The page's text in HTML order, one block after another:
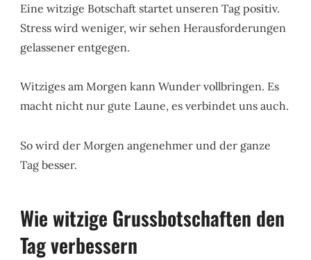
Eine witzige Botschaft startet unseren Tag positiv.
Stress wird weniger, wir sehen Herausforderungen
gelassener entgegen.
Witziges am Morgen kann Wunder vollbringen. Es
macht nicht nur gute Laune, es verbindet uns auch.
So wird der Morgen angenehmer und der ganze
Tag besser.
Wie witzige Grussbotschaften den
Tag verbessern